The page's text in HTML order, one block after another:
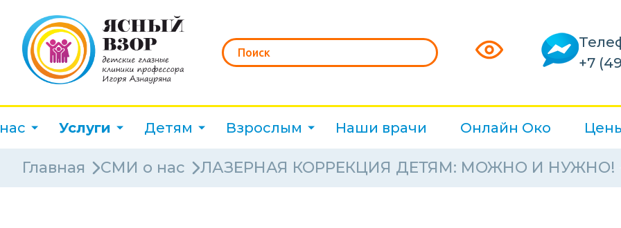
+7
Услуги Детям Взрослым Наши врачи Онлайн Око
Главная СМИ о нас ЛАЗЕРНАЯ КОРРЕКЦИЯ ДЕТЯМ: МОЖНО И НУЖНО!